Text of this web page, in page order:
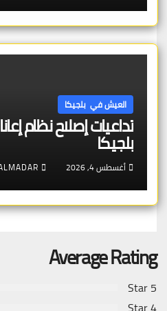
العيش في بلجيكا
تداعيات إصلاح نظام
بلجيكا
أغسطس 4, 2026
Average Rating
5 Star